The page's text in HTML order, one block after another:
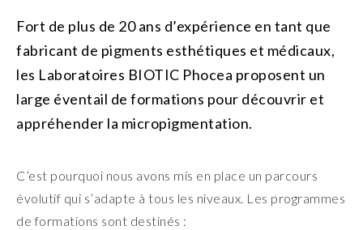
Fort de plus de 20 ans d’expérience en tant que
fabricant de pigments esthétiques et médicaux,
les Laboratoires BIOTIC Phocea proposent un
large éventail de formations pour découvrir et
appréhender la micropigmentation.
C’est pourquoi nous avons mis en place un parcours
évolutif qui s’adapte à tous les niveaux. Les programmes
de formations sont destinés :